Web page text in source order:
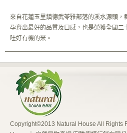
來自花蓮玉里鎮德武苓雅部落的溪水源頭，
孕育出最好的品質及口感，也是榮獲全國二
哇好有機的米。
Copyright©2013 Natural House All Rights